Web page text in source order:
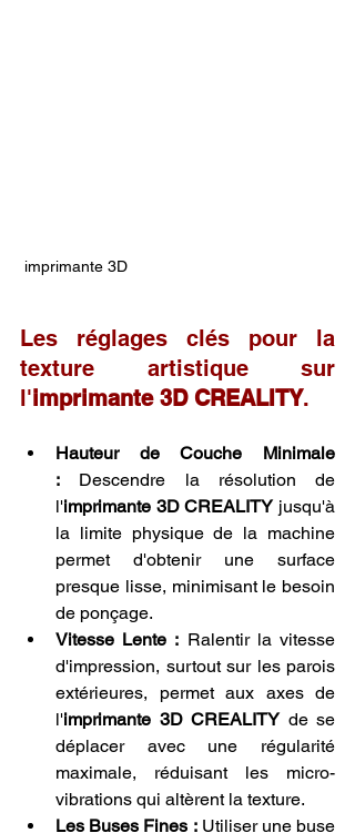
imprimante 3D
Les réglages clés pour la
texture artistique sur
l'imprimante 3D CREALITY.
Hauteur de Couche Minimale
: Descendre la résolution de
l'imprimante 3D CREALITY jusqu'à
la limite physique de la machine
permet d'obtenir une surface
presque lisse, minimisant le besoin
de ponçage.
Vitesse Lente : Ralentir la vitesse
d'impression, surtout sur les parois
extérieures, permet aux axes de
l'imprimante 3D CREALITY de se
déplacer avec une régularité
maximale, réduisant les micro-
vibrations qui altèrent la texture.
Les Buses Fines : Utiliser une buse